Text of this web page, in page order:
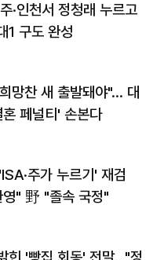
·인천서 정청래 누르고
1 구도 완성
망찬 새 출발돼야"… 대
혼 페널티' 손본다
주가 누르기' 재검
" 野 "졸속 국정"